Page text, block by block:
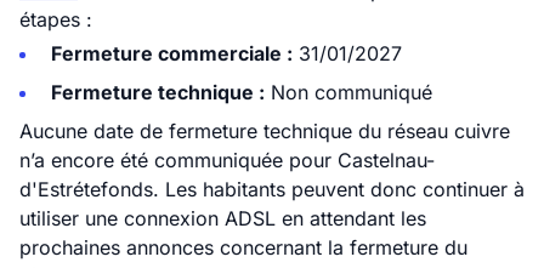
étapes :
Fermeture commerciale : 31/01/2027
Fermeture technique : Non communiqué
Aucune date de fermeture technique du réseau cuivre
n’a encore été communiquée pour Castelnau-
d'Estrétefonds. Les habitants peuvent donc continuer à
utiliser une connexion ADSL en attendant les
prochaines annonces concernant la fermeture du